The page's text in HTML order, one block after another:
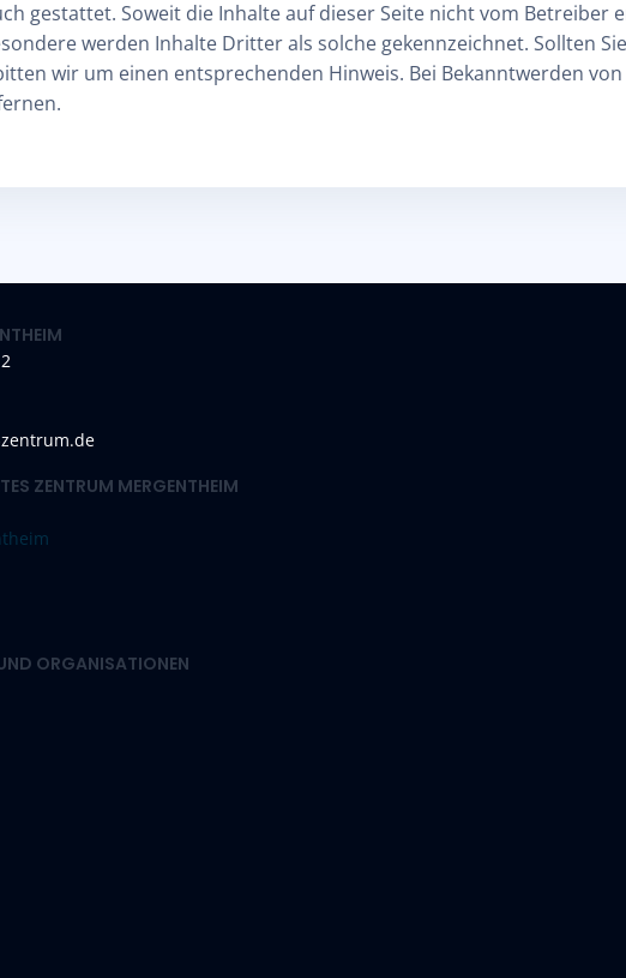
gestattet. Soweit die Inhalte auf dieser Seite nicht vom
werden Inhalte Dritter als solche gekennzeichnet. Sollten
wir um einen entsprechenden Hinweis. Bei Bekanntwerden
ZENTRUM MERGENTHEIM
ORGANISATIONEN